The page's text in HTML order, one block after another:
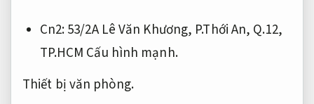
Cn2: 53/2A Lê Văn Khương, P.Thới An, Q.12,
TP.HCM Cấu hình mạnh.
Thiết bị văn phòng.